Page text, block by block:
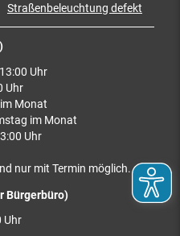
Uhr
Uhr
Monat
im Monat
Uhr
nur mit Termin möglich.
Bürgerbüro)
Uhr
Straßenbeleuchtung defekt